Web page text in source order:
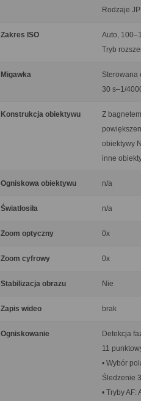
Rodzaje
Zakres ISO
Auto,
Tryb
Migawka
Sterowana
30 s–1/
Konstrukcja obiektywu
Z
obiektywy
inne
Ogniskowa obiektywu n/a
Światłosiła n/a
Zoom optyczny 0x
Zoom cyfrowy 0x
Stabilizacja obrazu Nie
Zapis wideo brak
Ogniskowanie
Detekcja
11
• Wybór
Śledzenie
• Tryby